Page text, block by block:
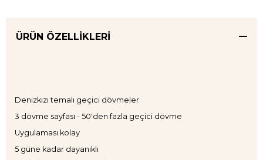
ÜRÜN ÖZELLIKLERI
Denizkızı temalı geçici dövmeler
3 dövme sayfası - 50'den fazla geçici dövme
Uygulaması kolay
5 güne kadar dayanıklı